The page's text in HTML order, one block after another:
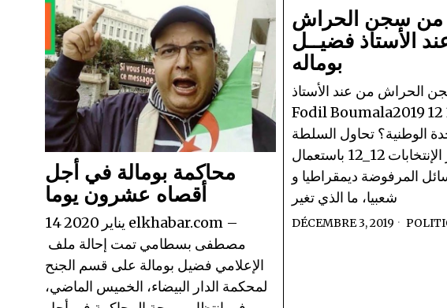
محاكمة بومالة في أجل
أقصاه عشرون يوما
14 يناير 2020 elkhabar.com –
الإعلامي فضيل بومالة على قسم الجنح
لمحكمة الدار البيضاء، الخميس الماضي،
من سجن الحراش
الأستاذ فضيــل
بوماله
الحراش من عند الأستاذ
Fodil Boumalaالحراش 3 12 2019
الوطنية؟ تحاول السلطة
الفعلية تمرير الإنتخابات 12_12 باستعمال
المرفوضة ديمقراطيا و
شعبيا، ما الذي تغير
DÉCEMBRE 3, 2019